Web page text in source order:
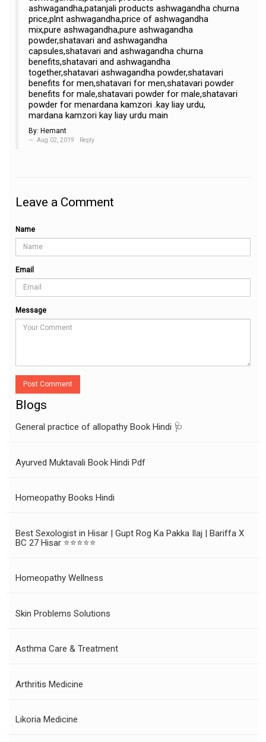
ashwagandha,patanjali products ashwagandha churna
price,plnt ashwagandha,price of ashwagandha
mix,pure ashwagandha,pure ashwagandha
powder,shatavari and ashwagandha
capsules,shatavari and ashwagandha churna
benefits,shatavari and ashwagandha
together,shatavari ashwagandha powder,shatavari
benefits for men,shatavari for men,shatavari powder
benefits for male,shatavari powder for male,shatavari
powder for menardana kamzori .kay liay urdu,
mardana kamzori kay liay urdu main
By: Hemant
Aug 02, 2019 Reply
Leave a Comment
Name
Email
Message
Post Comment
Blogs
General practice of allopathy Book Hindi 🩺
Ayurved Muktavali Book Hindi Pdf
Homeopathy Books Hindi
Best Sexologist in Hisar | Gupt Rog Ka Pakka Ilaj | Bariffa X
BC 27 Hisar ⭐⭐⭐⭐⭐
Homeopathy Wellness
Skin Problems Solutions
Asthma Care & Treatment
Arthritis Medicine
Likoria Medicine